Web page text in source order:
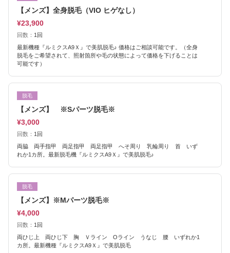
【メンズ】全身脱毛（VIO ヒゲなし）
¥23,900
回数： 1回
最新機種『ルミクスA9Ｘ』で美肌脱毛♪ 価格はご相談可能です。（全身
脱毛をご希望されて、照射箇所や毛の状態によって価格を下げることは
可能です）
脱毛
【メンズ】 ※Sパーツ脱毛※
¥3,000
回数： 1回
両脇 両手指甲 両足指甲 両足指甲 へそ周り 乳輪周り 首 いず
れか1カ所。最新脱毛機『ルミクスA9Ｘ』で美肌脱毛♪
脱毛
【メンズ】※Mパーツ脱毛※
¥4,000
回数： 1回
両ひじ上 両ひじ下 胸 Ｖライン Oライン うなじ 腰 いずれか1
カ所。最新機種『ルミクスA9Ｘ』で美肌脱毛